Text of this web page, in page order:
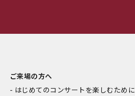
ご来場の方へ
はじめてのコンサートを楽しむために